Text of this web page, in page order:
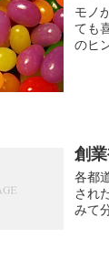
モノ
ても
のヒ
創
各都
され
みて